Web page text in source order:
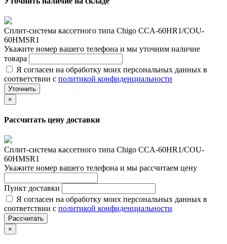
Сплит-сиcтема кассетного типа Chigo CCA-60HR1/COU-
60HMSR1
Укажите номер вашего телефона и мы уточним наличие
товара
Я согласен на обработку моих персональных данных в
соответствии с политикой конфиденциальности
Уточнить
×
Рассчитать цену доставки
Сплит-сиcтема кассетного типа Chigo CCA-60HR1/COU-
60HMSR1
Укажите номер вашего телефона и мы рассчитаем цену
Пункт доставки
Я согласен на обработку моих персональных данных в
соответствии с политикой конфиденциальности
Рассчитать
×